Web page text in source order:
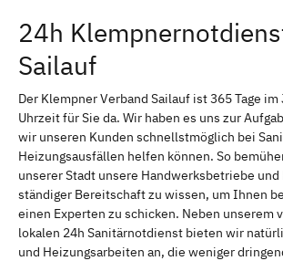
24h
Sailauf
Der Klempner Verband Sailauf ist 365 Tage im
Uhrzeit für Sie da. Wir haben es uns zur
wir unseren Kunden schnellstmöglich bei
Heizungsausfällen helfen können. So
unserer Stadt unsere Handwerksbetriebe und
ständiger Bereitschaft zu wissen, um Ihnen
einen Experten zu schicken. Neben unserem
lokalen 24h Sanitärnotdienst bieten wir
und Heizungsarbeiten an, die weniger